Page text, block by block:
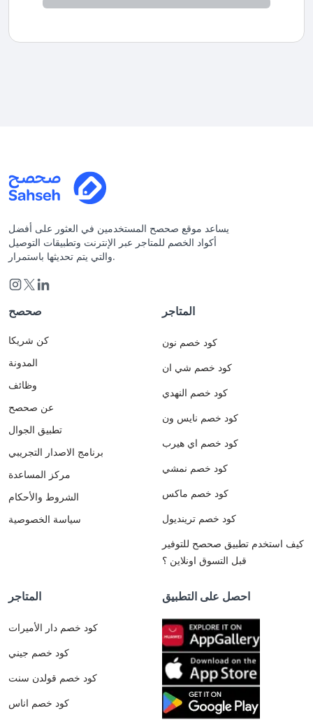
يساعد موقع صحصح المستخدمين في العثور على أفضل
أكواد الخصم للمتاجر عبر الإنترنت وتطبيقات التوصيل
والتي يتم تحديثها باستمرار.
صحصح
كن شريكا
المدونة
وظائف
عن صحصح
تطبيق الجوال
برنامج الاصدار التجريبي
مركز المساعدة
الشروط والأحكام
سياسة الخصوصية
المتاجر
كود خصم نون
كود خصم شي ان
كود خصم النهدي
كود خصم نايس ون
كود خصم اي هيرب
كود خصم نمشي
كود خصم ماكس
كود خصم ترينديول
كيف استخدم تطبيق صحصح للتوفير
قبل التسوق اونلاين ؟
المتاجر
كود خصم دار الأميرات
كود خصم جيني
كود خصم قولدن سنت
كود خصم اناس
احصل على التطبيق